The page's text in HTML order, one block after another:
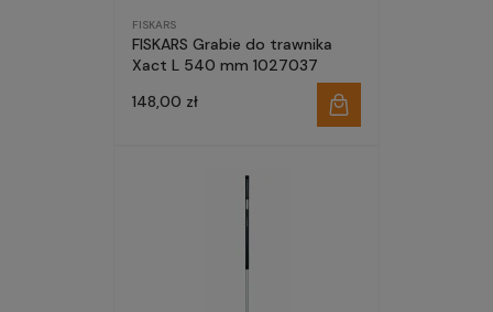
FISKARS
FISKARS Grabie do trawnika
Xact L 540 mm 1027037
148,00 zł